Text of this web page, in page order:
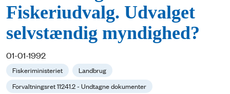
Fiskeriudvalg. Udvalget
selvstændig myndighed?
01-01-1992
Fiskeriministeriet
Landbrug
Forvaltningsret 11241.2 - Undtagne dokumenter